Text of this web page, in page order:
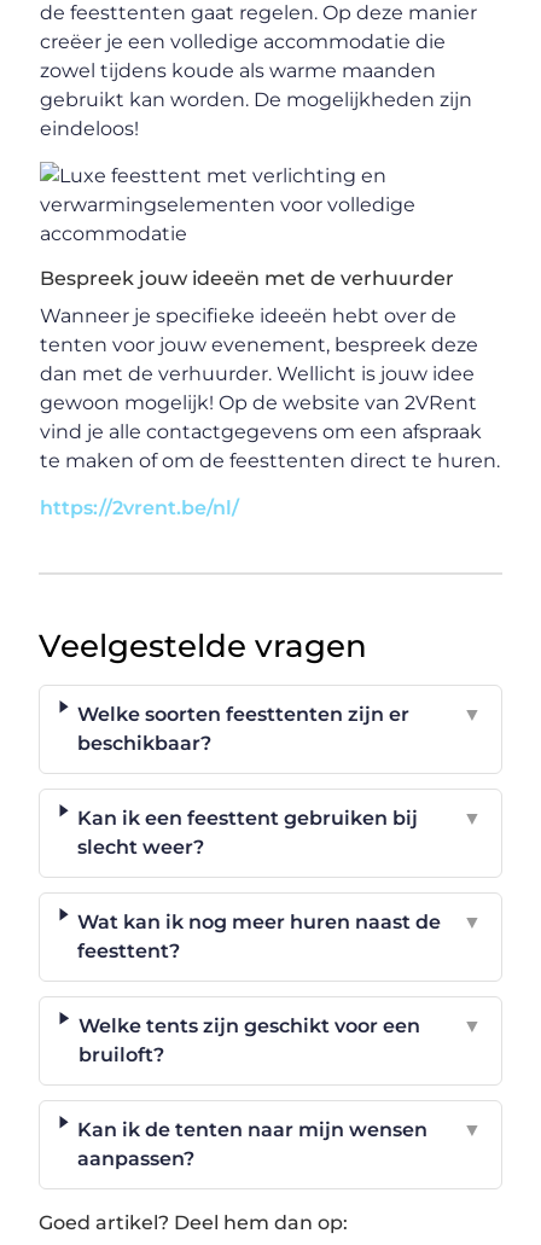
de feesttenten gaat regelen. Op deze manier
creëer je een volledige accommodatie die
zowel tijdens koude als warme maanden
gebruikt kan worden. De mogelijkheden zijn
eindeloos!
Bespreek jouw ideeën met de verhuurder
Wanneer je specifieke ideeën hebt over de
tenten voor jouw evenement, bespreek deze
dan met de verhuurder. Wellicht is jouw idee
gewoon mogelijk! Op de website van 2VRent
vind je alle contactgegevens om een afspraak
te maken of om de feesttenten direct te huren.
https://2vrent.be/nl/
Veelgestelde vragen
Welke soorten feesttenten zijn er
beschikbaar?
▼
Kan ik een feesttent gebruiken bij
slecht weer?
▼
Wat kan ik nog meer huren naast de
feesttent?
▼
Welke tents zijn geschikt voor een
bruiloft?
▼
Kan ik de tenten naar mijn wensen
aanpassen?
▼
Goed artikel? Deel hem dan op: